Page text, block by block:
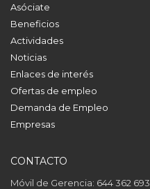
Asóciate
Beneficios
Actividades
Noticias
Enlaces de interés
Ofertas de empleo
Demanda de Empleo
Empresas
CONTACTO
Móvil de Gerencia: 644 362 693